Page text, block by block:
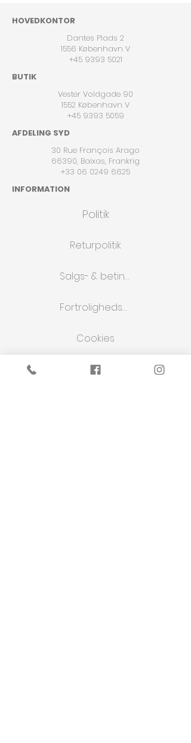
HOVEDKONTOR
Dantes Plads 2
1556 København V
+45 9393 5021
BUTIK
Vester Voldgade 90
1552 København V
+45 9393 5059
AFDELING SYD
30 Rue François Arago
66390, Baixas, Frankrig
+33 06 0249 6625
INFORMATION
Politik
Returpolitik
Salgs- & betingelser
Fortrolighedspolitik
Cookies
WEBSHOP